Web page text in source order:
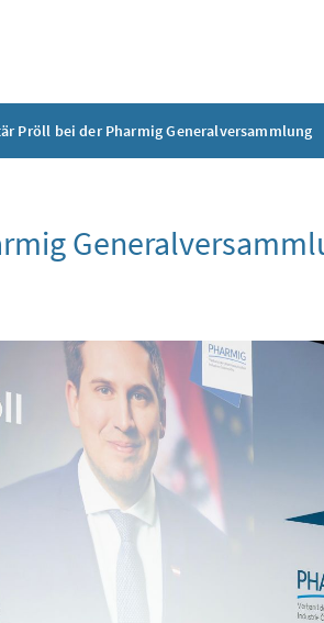
Pröll bei der Pharmig Generalversammlung